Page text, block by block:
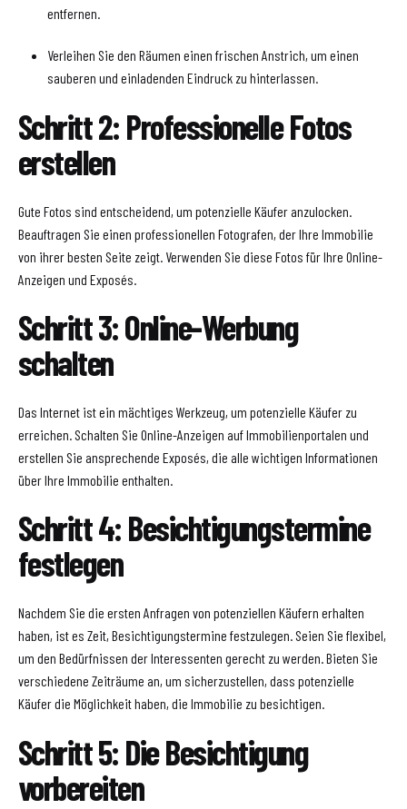
entfernen.
Verleihen Sie den Räumen einen frischen Anstrich, um einen
sauberen und einladenden Eindruck zu hinterlassen.
Schritt 2: Professionelle Fotos
erstellen
Gute Fotos sind entscheidend, um potenzielle Käufer anzulocken.
Beauftragen Sie einen professionellen Fotografen, der Ihre Immobilie
von ihrer besten Seite zeigt. Verwenden Sie diese Fotos für Ihre Online-
Anzeigen und Exposés.
Schritt 3: Online-Werbung
schalten
Das Internet ist ein mächtiges Werkzeug, um potenzielle Käufer zu
erreichen. Schalten Sie Online-Anzeigen auf Immobilienportalen und
erstellen Sie ansprechende Exposés, die alle wichtigen Informationen
über Ihre Immobilie enthalten.
Schritt 4: Besichtigungstermine
festlegen
Nachdem Sie die ersten Anfragen von potenziellen Käufern erhalten
haben, ist es Zeit, Besichtigungstermine festzulegen. Seien Sie flexibel,
um den Bedürfnissen der Interessenten gerecht zu werden. Bieten Sie
verschiedene Zeiträume an, um sicherzustellen, dass potenzielle
Käufer die Möglichkeit haben, die Immobilie zu besichtigen.
Schritt 5: Die Besichtigung
vorbereiten